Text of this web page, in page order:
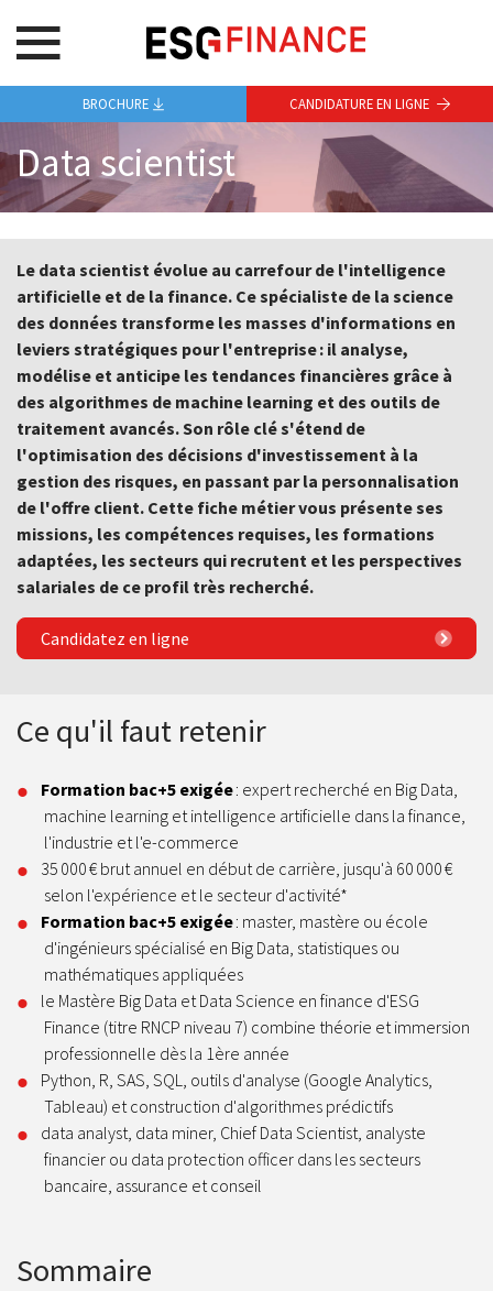
Data scientist
Le data scientist évolue au carrefour de l'intelligence
artificielle et de la finance. Ce spécialiste de la science
des données transforme les masses d'informations en
leviers stratégiques pour l'entreprise : il analyse,
modélise et anticipe les tendances financières grâce à
des algorithmes de machine learning et des outils de
traitement avancés. Son rôle clé s'étend de
l'optimisation des décisions d'investissement à la
gestion des risques, en passant par la personnalisation
de l'offre client. Cette fiche métier vous présente ses
missions, les compétences requises, les formations
adaptées, les secteurs qui recrutent et les perspectives
salariales de ce profil très recherché.
Candidatez en ligne
Ce qu'il faut retenir
Formation bac+5 exigée: expert recherché en Big Data,
machine learning et intelligence artificielle dans la finance,
l'industrie et l'e-commerce
35 000 € brut annuel en début de carrière, jusqu'à 60 000 €
selon l'expérience et le secteur d'activité*
Formation bac+5 exigée: master, mastère ou école
d'ingénieurs spécialisé en Big Data, statistiques ou
mathématiques appliquées
le Mastère Big Data et Data Science en finance d'ESG
Finance (titre RNCP niveau 7) combine théorie et immersion
professionnelle dès la 1ère année
Python, R, SAS, SQL, outils d'analyse (Google Analytics,
Tableau) et construction d'algorithmes prédictifs
data analyst, data miner, Chief Data Scientist, analyste
financier ou data protection officer dans les secteurs
bancaire, assurance et conseil
Sommaire
BROCHURE CANDIDATURE EN LIGNE